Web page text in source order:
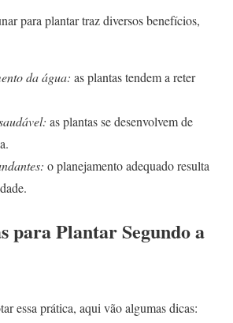
para plantar traz diversos benefícios,
da água: as plantas tendem a reter
as plantas se desenvolvem de
o planejamento adequado resulta
para Plantar Segundo a
essa prática, aqui vão algumas dicas: